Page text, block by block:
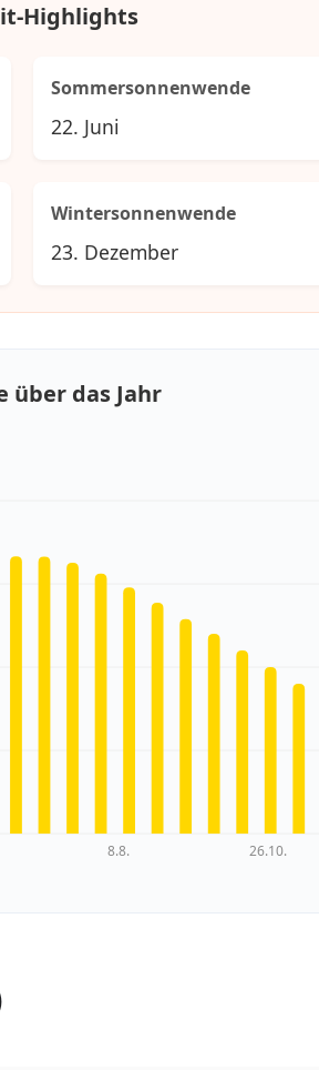
Highlights
Sommersonnenwende
22. Juni
Wintersonnenwende
23. Dezember
über das Jahr
8.8. 26.10.